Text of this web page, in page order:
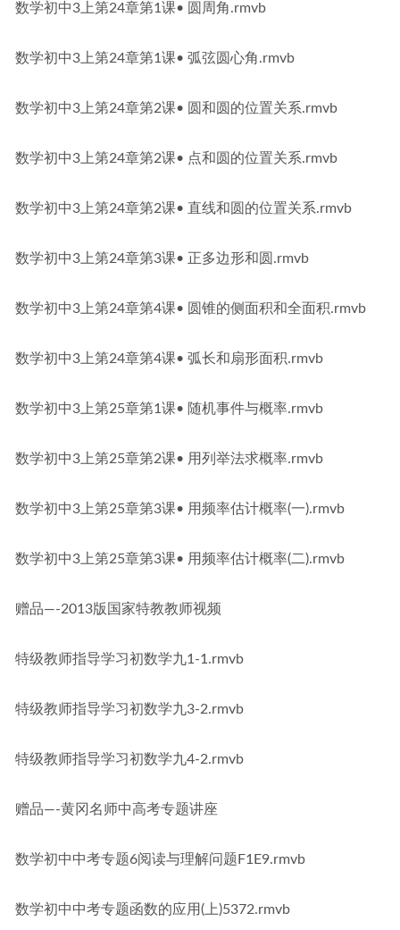
数学初中3上第24章第1课• 圆周角.rmvb
数学初中3上第24章第1课• 弧弦圆心角.rmvb
数学初中3上第24章第2课• 圆和圆的位置关系.rmvb
数学初中3上第24章第2课• 点和圆的位置关系.rmvb
数学初中3上第24章第2课• 直线和圆的位置关系.rmvb
数学初中3上第24章第3课• 正多边形和圆.rmvb
数学初中3上第24章第4课• 圆锥的侧面积和全面积.rmvb
数学初中3上第24章第4课• 弧长和扇形面积.rmvb
数学初中3上第25章第1课• 随机事件与概率.rmvb
数学初中3上第25章第2课• 用列举法求概率.rmvb
数学初中3上第25章第3课• 用频率估计概率(一).rmvb
数学初中3上第25章第3课• 用频率估计概率(二).rmvb
赠品—-2013版国家特教教师视频
特级教师指导学习初数学九1-1.rmvb
特级教师指导学习初数学九3-2.rmvb
特级教师指导学习初数学九4-2.rmvb
赠品—-黄冈名师中高考专题讲座
数学初中中考专题6阅读与理解问题F1E9.rmvb
数学初中中考专题函数的应用(上)5372.rmvb